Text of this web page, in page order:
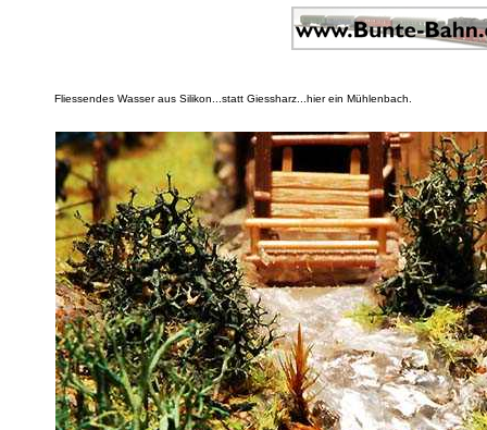
Fliessendes Wasser aus Silikon...statt Giessharz...hier ein Mühlenbach.